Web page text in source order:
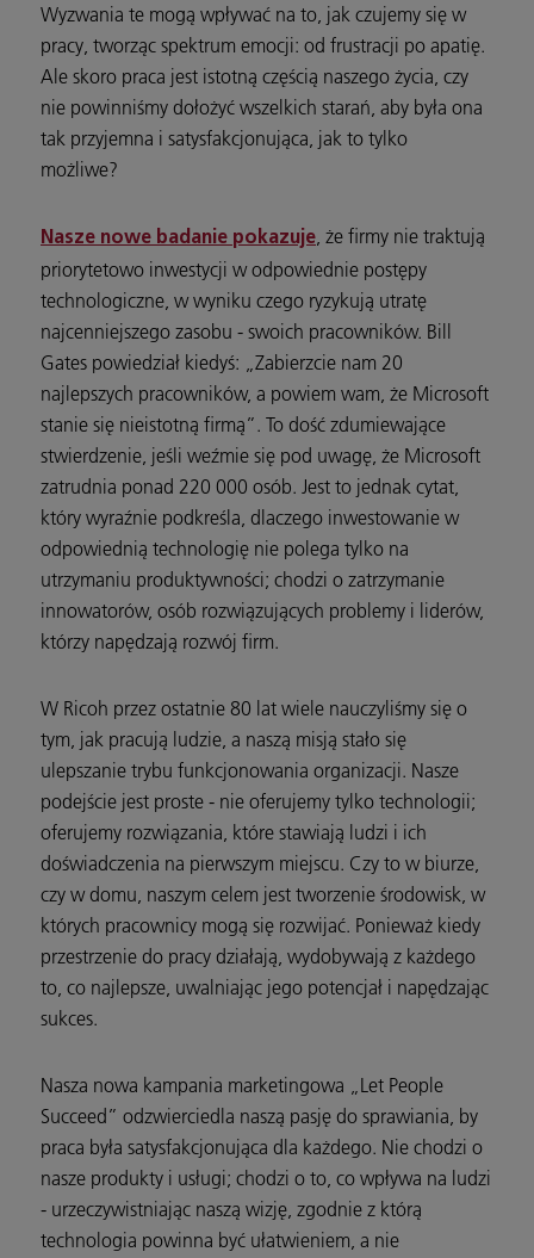
Wyzwania te mogą wpływać na to, jak czujemy się w
pracy, tworząc spektrum emocji: od frustracji po apatię.
Ale skoro praca jest istotną częścią naszego życia, czy
nie powinniśmy dołożyć wszelkich starań, aby była ona
tak przyjemna i satysfakcjonująca, jak to tylko
możliwe?
Nasze nowe badanie pokazuje, że firmy nie traktują
priorytetowo inwestycji w odpowiednie postępy
technologiczne, w wyniku czego ryzykują utratę
najcenniejszego zasobu - swoich pracowników. Bill
Gates powiedział kiedyś: „Zabierzcie nam 20
najlepszych pracowników, a powiem wam, że Microsoft
stanie się nieistotną firmą”. To dość zdumiewające
stwierdzenie, jeśli weźmie się pod uwagę, że Microsoft
zatrudnia ponad 220 000 osób. Jest to jednak cytat,
który wyraźnie podkreśla, dlaczego inwestowanie w
odpowiednią technologię nie polega tylko na
utrzymaniu produktywności; chodzi o zatrzymanie
innowatorów, osób rozwiązujących problemy i liderów,
którzy napędzają rozwój firm.
W Ricoh przez ostatnie 80 lat wiele nauczyliśmy się o
tym, jak pracują ludzie, a naszą misją stało się
ulepszanie trybu funkcjonowania organizacji. Nasze
podejście jest proste - nie oferujemy tylko technologii;
oferujemy rozwiązania, które stawiają ludzi i ich
doświadczenia na pierwszym miejscu. Czy to w biurze,
czy w domu, naszym celem jest tworzenie środowisk, w
których pracownicy mogą się rozwijać. Ponieważ kiedy
przestrzenie do pracy działają, wydobywają z każdego
to, co najlepsze, uwalniając jego potencjał i napędzając
sukces.
Nasza nowa kampania marketingowa „Let People
Succeed” odzwierciedla naszą pasję do sprawiania, by
praca była satysfakcjonująca dla każdego. Nie chodzi o
nasze produkty i usługi; chodzi o to, co wpływa na ludzi
- urzeczywistniając naszą wizję, zgodnie z którą
technologia powinna być ułatwieniem, a nie